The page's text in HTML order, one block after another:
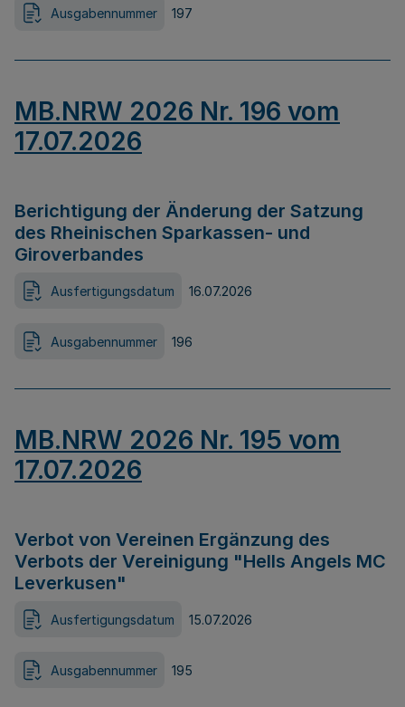
Ausgabennummer 197
MB.NRW 2026 Nr. 196 vom
17.07.2026
Berichtigung der Änderung der Satzung
des Rheinischen Sparkassen- und
Giroverbandes
Ausfertigungsdatum 16.07.2026
Ausgabennummer 196
MB.NRW 2026 Nr. 195 vom
17.07.2026
Verbot von Vereinen Ergänzung des
Verbots der Vereinigung "Hells Angels MC
Leverkusen"
Ausfertigungsdatum 15.07.2026
Ausgabennummer 195